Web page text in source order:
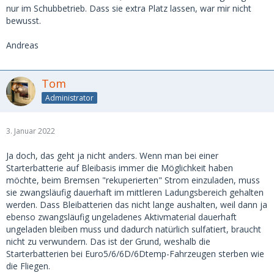
nur im Schubbetrieb. Dass sie extra Platz lassen, war mir nicht
bewusst.
Andreas
Tom
Administrator
3. Januar 2022
Ja doch, das geht ja nicht anders. Wenn man bei einer
Starterbatterie auf Bleibasis immer die Möglichkeit haben
möchte, beim Bremsen "rekuperierten" Strom einzuladen, muss
sie zwangsläufig dauerhaft im mittleren Ladungsbereich gehalten
werden. Dass Bleibatterien das nicht lange aushalten, weil dann ja
ebenso zwangsläufig ungeladenes Aktivmaterial dauerhaft
ungeladen bleiben muss und dadurch natürlich sulfatiert, braucht
nicht zu verwundern. Das ist der Grund, weshalb die
Starterbatterien bei Euro5/6/6D/6Dtemp-Fahrzeugen sterben wie
die Fliegen.